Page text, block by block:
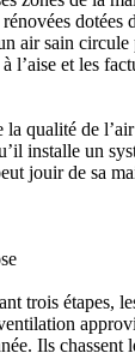
dotées
air sain circule
l’aise et les
qualité de
installe un
jouir de sa
trois étapes,
Ils chassent